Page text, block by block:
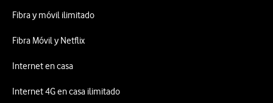
Fibra y móvil ilimitado
Fibra Móvil y Netflix
Internet en casa
Internet 4G en casa ilimitado